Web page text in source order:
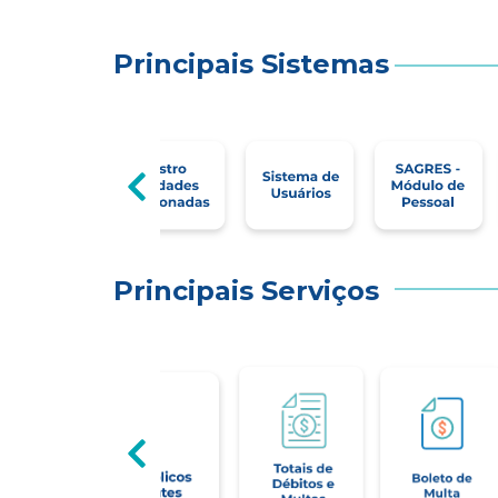
Principais Sistemas
Principais Serviços